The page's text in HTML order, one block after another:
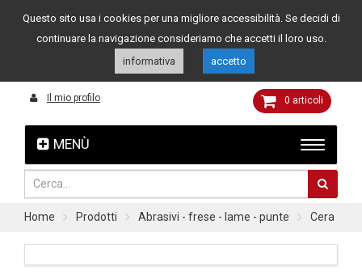
Assistenza clienti 049 8015108 349 4262144
MENÙ
Il mio profilo 0 articoli
Home Prodotti Abrasivi - frese - lame - punte Cera
Questo sito usa i cookies per una migliore accessibilità. Se decidi di
continuare la navigazione consideriamo che accetti il loro uso.
informativa
accetto